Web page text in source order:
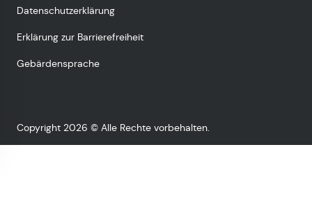
Datenschutzerklärung
Erklärung zur Barrierefreiheit
Gebärdensprache
Copyright 2026 © Alle Rechte vorbehalten.